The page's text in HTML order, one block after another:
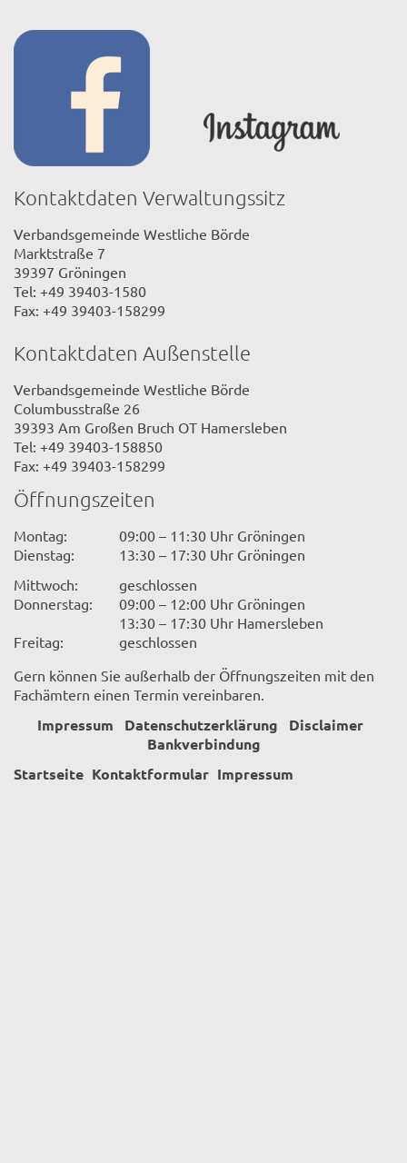
Kontaktdaten Verwaltungssitz
Verbandsgemeinde Westliche Börde
Marktstraße 7
39397 Gröningen
Tel: +49 39403-1580
Fax: +49 39403-158299
Kontaktdaten Außenstelle
Verbandsgemeinde Westliche Börde
Columbusstraße 26
39393 Am Großen Bruch OT Hamersleben
Tel: +49 39403-158850
Fax: +49 39403-158299
Öffnungszeiten
Montag:
09:00 – 11:30 Uhr Gröningen
Dienstag:
13:30 – 17:30 Uhr Gröningen
Mittwoch:
geschlossen
Donnerstag:
09:00 – 12:00 Uhr Gröningen
13:30 – 17:30 Uhr Hamersleben
Freitag:
geschlossen
Gern können Sie außerhalb der Öffnungszeiten mit den
Fachämtern einen Termin vereinbaren.
Impressum Datenschutzerklärung
Disclaimer
Bankverbindung
Startseite Kontaktformular Impressum